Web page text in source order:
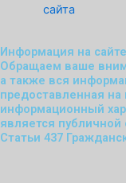
сайта
Информация на
Обращаем ваше
а также вся
предоставленная
информационный
является
Статьи 437